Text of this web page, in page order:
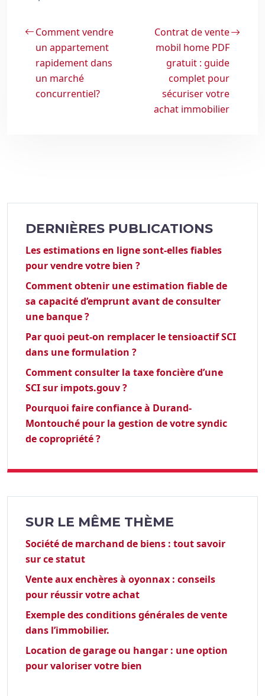
Comment vendre
un appartement
rapidement dans
un marché
concurrentiel?
Contrat de vente
mobil home PDF
gratuit : guide
complet pour
sécuriser votre
achat immobilier
DERNIÈRES PUBLICATIONS
Les estimations en ligne sont-elles fiables
pour vendre votre bien ?
Comment obtenir une estimation fiable de
sa capacité d’emprunt avant de consulter
une banque ?
Par quoi peut-on remplacer le tensioactif SCI
dans une formulation ?
Comment consulter la taxe foncière d’une
SCI sur impots.gouv ?
Pourquoi faire confiance à Durand-
Montouché pour la gestion de votre syndic
de copropriété ?
SUR LE MÊME THÈME
Société de marchand de biens : tout savoir
sur ce statut
Vente aux enchères à oyonnax : conseils
pour réussir votre achat
Exemple des conditions générales de vente
dans l’immobilier.
Location de garage ou hangar : une option
pour valoriser votre bien